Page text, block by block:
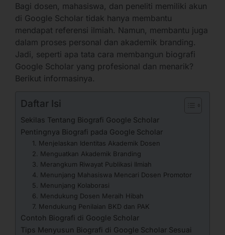
Bagi dosen, mahasiswa, dan peneliti memiliki akun
di Google Scholar tidak hanya membantu
mendapat referensi ilmiah. Namun, membantu juga
dalam proses personal dan akademik branding.
Jadi, seperti apa tata cara membangun biografi
Google Scholar yang profesional dan menarik?
Berikut informasinya.
Daftar Isi
Sekilas Tentang Biografi Google Scholar
Pentingnya Biografi pada Google Scholar
1. Menjelaskan Identitas Akademik Dosen
2. Menguatkan Akademik Branding
3. Merangkum Riwayat Publikasi Ilmiah
4. Menunjang Mahasiswa Mencari Dosen Promotor
5. Menunjang Kolaborasi
6. Mendukung Dosen Meraih Hibah
7. Mendukung Penilaian BKD dan PAK
Contoh Biografi di Google Scholar
Tips Menyusun Biografi di Google Scholar Sesuai